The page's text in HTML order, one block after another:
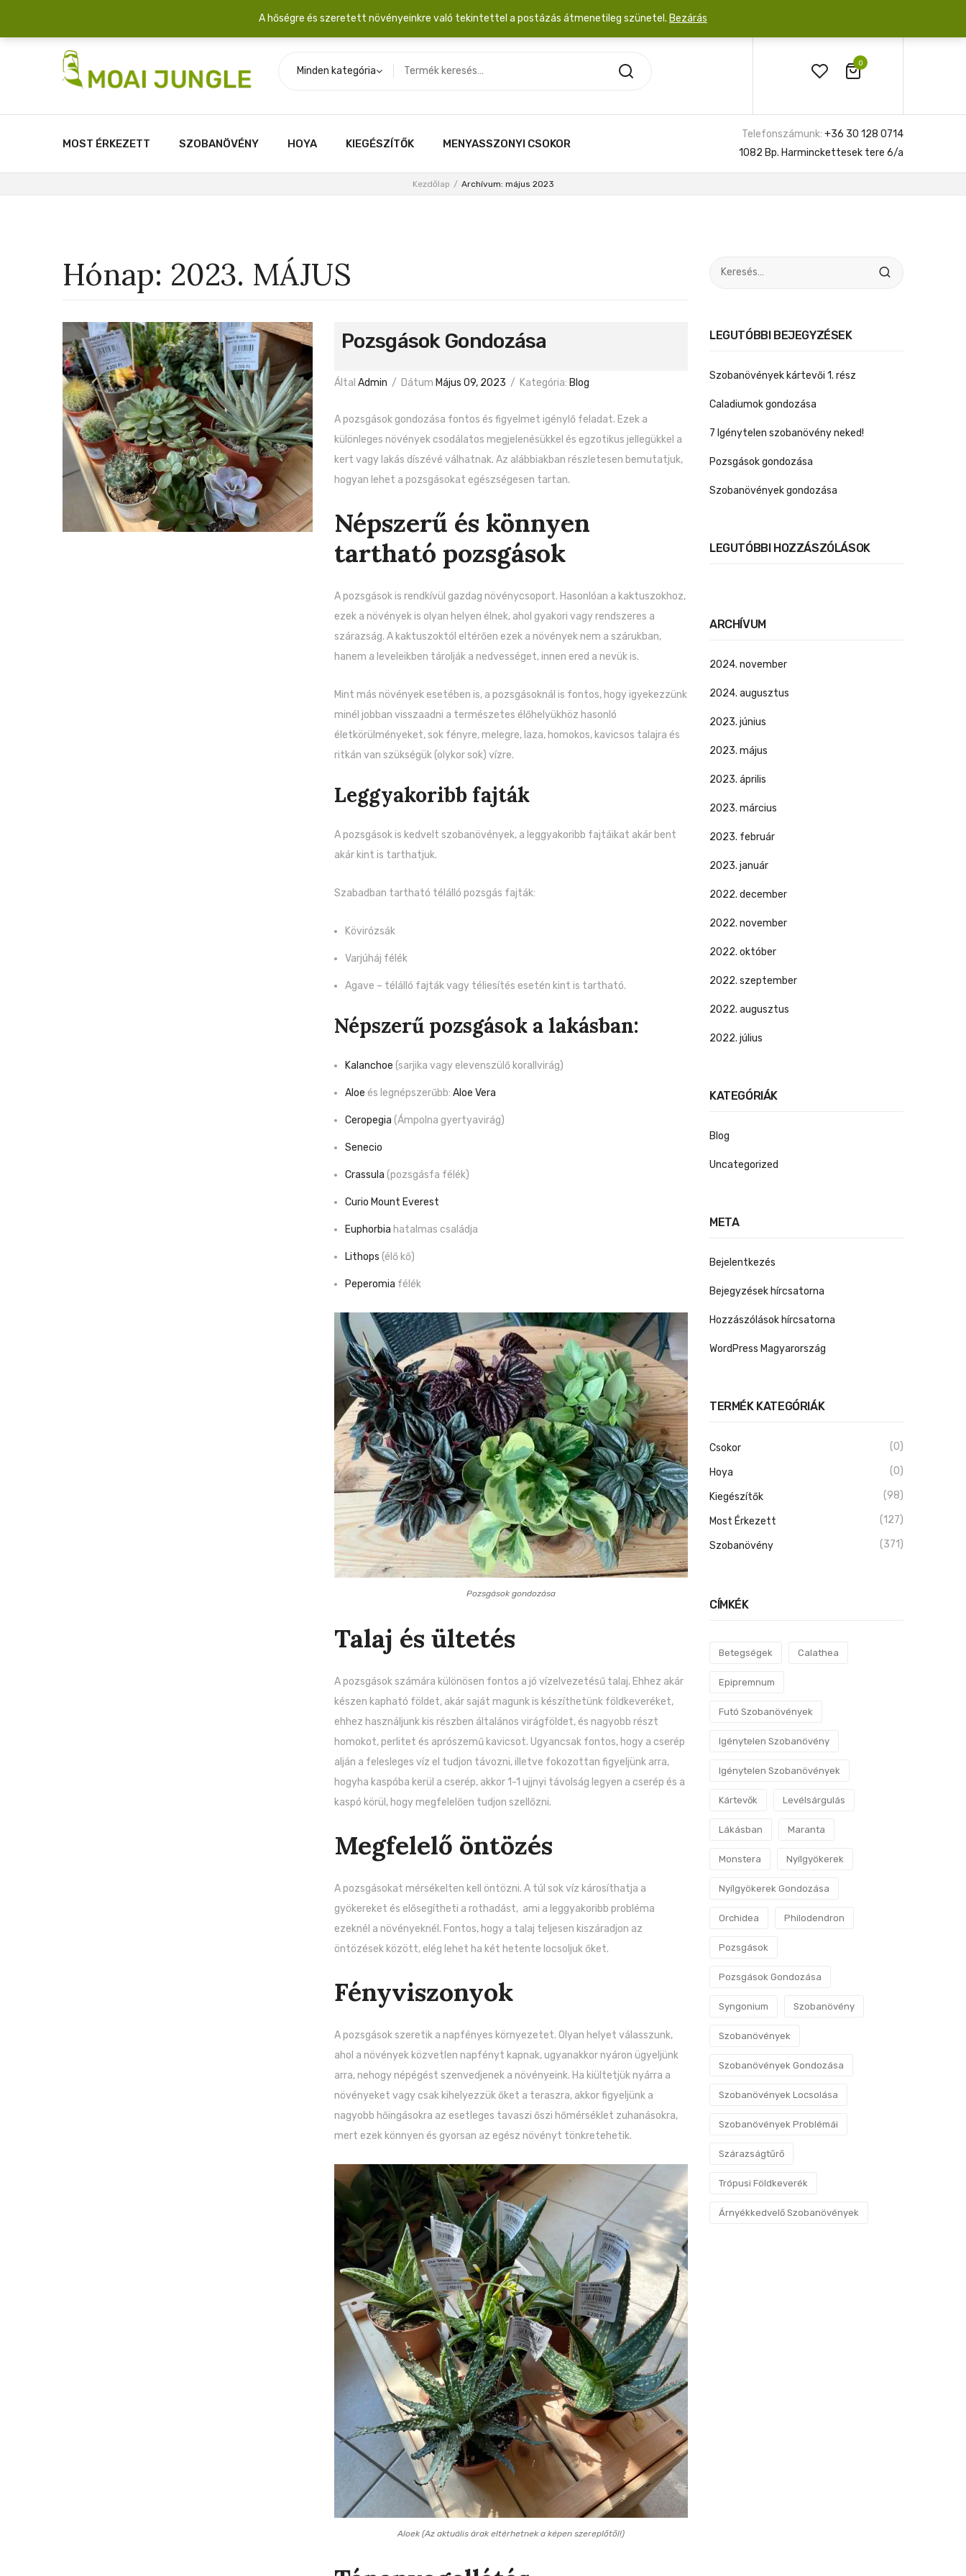
Szállítási díj: 2.200 Ft/csomag átlagosan 3-5 növény fér egy dobozba. 20.000 Ft érték felett INGYEN posta!
0
Minden kategória
MOST ÉRKEZETT SZOBANÖVÉNY HOYA KIEGÉSZÍTŐK MENYASSZONYI CSOKOR
Telefonszámunk: +36 30 128 0714
1082 Bp. Harminckettesek tere 6/a
Kezdőlap / Archívum: május 2023
Hónap: 2023. MÁJUS
Pozsgások Gondozása
Által Admin / Dátum Május 09, 2023 / Kategória: Blog
A pozsgások gondozása fontos és figyelmet igénylő feladat. Ezek a
különleges növények csodálatos megjelenésükkel és egzotikus jellegükkel a
kert vagy lakás díszévé válhatnak. Az alábbiakban részletesen bemutatjuk,
hogyan lehet a pozsgásokat egészségesen tartan.
Népszerű és könnyen
tartható pozsgások
A pozsgások is rendkívül gazdag növénycsoport. Hasonlóan a kaktuszokhoz,
ezek a növények is olyan helyen élnek, ahol gyakori vagy rendszeres a
szárazság. A kaktuszoktól eltérően ezek a növények nem a szárukban,
hanem a leveleikben tárolják a nedvességet, innen ered a nevük is.
Mint más növények esetében is, a pozsgásoknál is fontos, hogy igyekezzünk
minél jobban visszaadni a természetes élőhelyükhöz hasonló
életkörülményeket, sok fényre, melegre, laza, homokos, kavicsos talajra és
ritkán van szükségük (olykor sok) vízre.
Leggyakoribb fajták
A pozsgások is kedvelt szobanövények, a leggyakoribb fajtáikat akár bent
akár kint is tarthatjuk.
Szabadban tartható télálló pozsgás fajták:
Kövirózsák
Varjúháj félék
Agave – télálló fajták vagy téliesítés esetén kint is tartható.
Népszerű pozsgások a lakásban:
Kalanchoe (sarjika vagy elevenszülő korallvirág)
Aloe és legnépszerűbb: Aloe Vera
Ceropegia (Ámpolna gyertyavirág)
Senecio
Crassula (pozsgásfa félék)
Curio Mount Everest
Euphorbia hatalmas családja
Lithops (élő kő)
Peperomia félék
Pozsgások gondozása
Talaj és ültetés
A pozsgások számára különösen fontos a jó vízelvezetésű talaj. Ehhez akár
készen kapható földet, akár saját magunk is készíthetünk földkeveréket,
ehhez használjunk kis részben általános virágföldet, és nagyobb részt
homokot, perlitet és aprószemű kavicsot. Ugyancsak fontos, hogy a cserép
alján a felesleges víz el tudjon távozni, illetve fokozottan figyeljünk arra,
hogyha kaspóba kerül a cserép, akkor 1-1 ujjnyi távolság legyen a cserép és a
kaspó körül, hogy megfelelően tudjon szellőzni.
Megfelelő öntözés
A pozsgásokat mérsékelten kell öntözni. A túl sok víz károsíthatja a
gyökereket és elősegítheti a rothadást, ami a leggyakoribb probléma
ezeknél a növényeknél. Fontos, hogy a talaj teljesen kiszáradjon az
öntözések között, elég lehet ha két hetente locsoljuk őket.
Fényviszonyok
A pozsgások szeretik a napfényes környezetet. Olyan helyet válasszunk,
ahol a növények közvetlen napfényt kapnak, ugyanakkor nyáron ügyeljünk
arra, nehogy népégést szenvedjenek a növényeink. Ha kiültetjük nyárra a
növényeket vagy csak kihelyezzük őket a teraszra, akkor figyeljünk a
nagyobb hőingásokra az esetleges tavaszi őszi hőmérséklet zuhanásokra,
mert ezek könnyen és gyorsan az egész növényt tönkretehetik.
Aloek (Az aktuális árak eltérhetnek a képen szereplőtől!)
LEGUTÓBBI BEJEGYZÉSEK
Szobanövények kártevői 1. rész
Caladiumok gondozása
7 Igénytelen szobanövény neked!
Pozsgások gondozása
Szobanövények gondozása
LEGUTÓBBI HOZZÁSZÓLÁSOK
ARCHÍVUM
2024. november
2024. augusztus
2023. június
2023. május
2023. április
2023. március
2023. február
2023. január
2022. december
2022. november
2022. október
2022. szeptember
2022. augusztus
2022. július
KATEGÓRIÁK
Blog
Uncategorized
META
Bejelentkezés
Bejegyzések hírcsatorna
Hozzászólások hírcsatorna
WordPress Magyarország
TERMÉK KATEGÓRIÁK
Csokor (0)
Hoya (0)
Kiegészítők (98)
Most Érkezett (127)
Szobanövény (371)
CÍMKÉK
Betegségek Calathea
Epipremnum
Futó Szobanövények
Igénytelen Szobanövény
Igénytelen Szobanövények
Kártevők Levélsárgulás
Lákásban Maranta
Monstera Nyílgyökerek
Nyílgyökerek Gondozása
Orchidea Philodendron
Pozsgások
Pozsgások Gondozása
Syngonium Szobanövény
Szobanövények
Szobanövények Gondozása
Szobanövények Locsolása
Szobanövények Problémái
Szárazságtűrő
Trópusi Földkeverék
Árnyékkedvelő Szobanövények
A hőségre és szeretett növényeinkre való tekintettel a postázás átmenetileg szünetel. Bezárás